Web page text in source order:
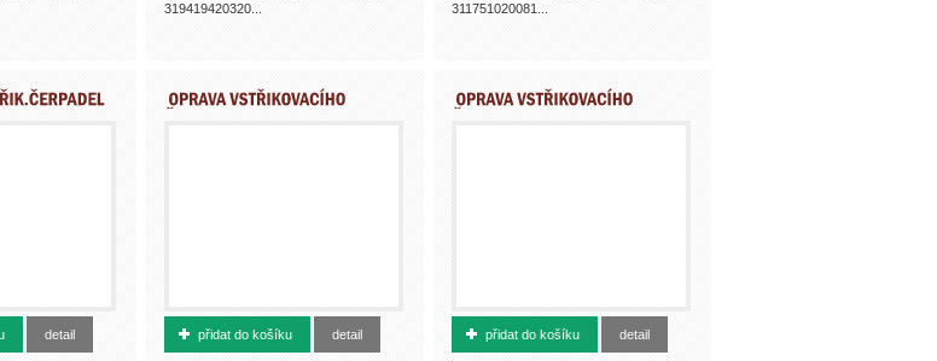
319419420320...
311751020081...
detail
500011872
přidat do košíku detail
500002573
přidat do košíku detail